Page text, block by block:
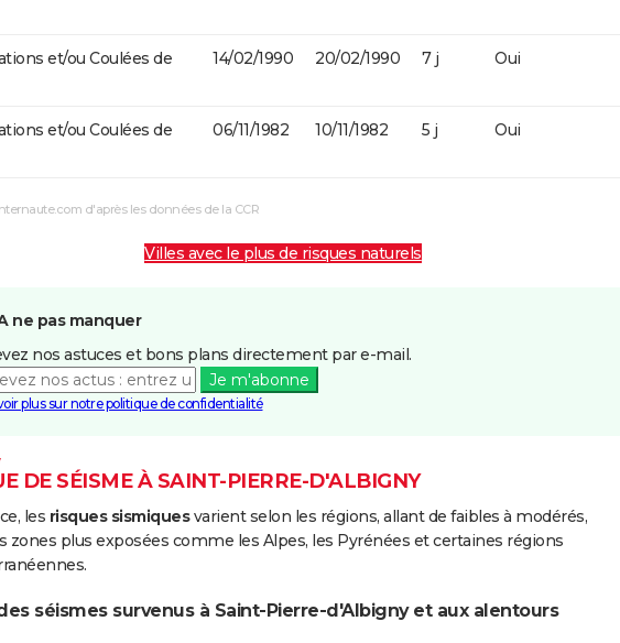
et/ou Coulées de
14/02/1990 20/02/1990 7 j Oui
et/ou Coulées de
06/11/1982 10/11/1982 5 j Oui
d'après les données de la CCR
Villes avec le plus de risques naturels
ne pas manquer
nos astuces et bons plans directement par e-mail.
Je m'abonne
plus sur notre politique de confidentialité
DE SÉISME À SAINT-PIERRE-D'ALBIGNY
les risques sismiquesvarient selon les régions, allant de faibles à modérés,
zones plus exposées comme les Alpes, les Pyrénées et certaines régions
séismes survenus à Saint-Pierre-d'Albigny et aux alentours